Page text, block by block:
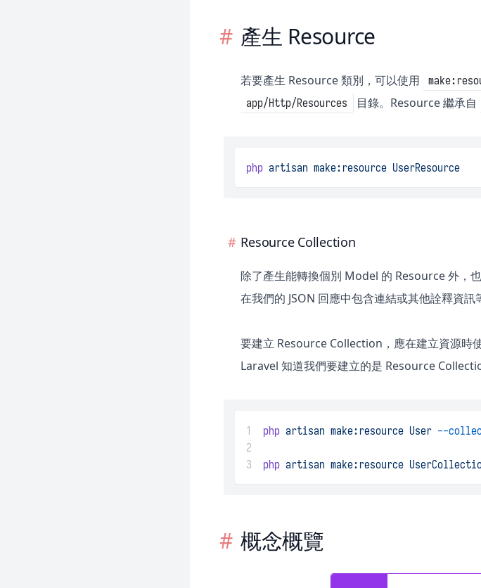
產生 Resource
若要產生 Resource 類別，可以使用
app/Http/Resources 目錄。Resource 繼承自
php artisan make:resource UserResource
Resource Collection
除了產生能轉換個別 Model 的 Resource 外，
在我們的 JSON 回應中包含連結或其他詮釋資
要建立 Resource Collection，應在建立資源時
Laravel 知道我們要建立的是 Resource
1 php artisan make:resource User --
2
3
php artisan make:resource
概念概覽